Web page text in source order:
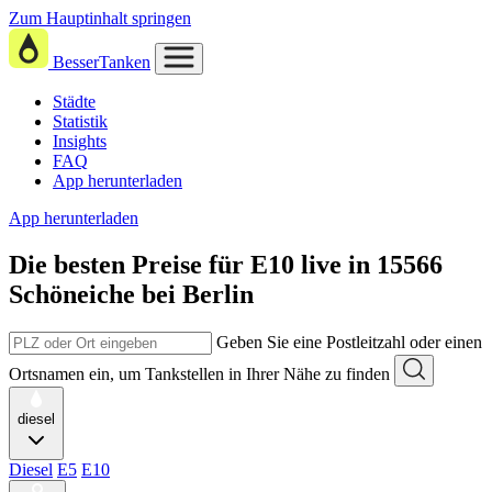
Zum Hauptinhalt springen
BesserTanken
Städte
Statistik
Insights
FAQ
App herunterladen
App herunterladen
Die besten Preise für E10 live in 15566
Schöneiche bei Berlin
Geben Sie eine Postleitzahl oder einen
Ortsnamen ein, um Tankstellen in Ihrer Nähe zu finden
diesel
Diesel E5 E10